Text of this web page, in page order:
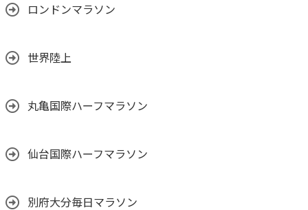
ロンドンマラソン
世界陸上
丸亀国際ハーフマラソン
仙台国際ハーフマラソン
別府大分毎日マラソン